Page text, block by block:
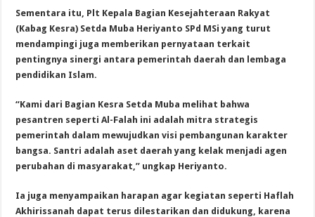
Sementara itu, Plt Kepala Bagian Kesejahteraan Rakyat
(Kabag Kesra) Setda Muba Heriyanto SPd MSi yang turut
mendampingi juga memberikan pernyataan terkait
pentingnya sinergi antara pemerintah daerah dan lembaga
pendidikan Islam.
“Kami dari Bagian Kesra Setda Muba melihat bahwa
pesantren seperti Al-Falah ini adalah mitra strategis
pemerintah dalam mewujudkan visi pembangunan karakter
bangsa. Santri adalah aset daerah yang kelak menjadi agen
perubahan di masyarakat,” ungkap Heriyanto.
Ia juga menyampaikan harapan agar kegiatan seperti Haflah
Akhirissanah dapat terus dilestarikan dan didukung, karena